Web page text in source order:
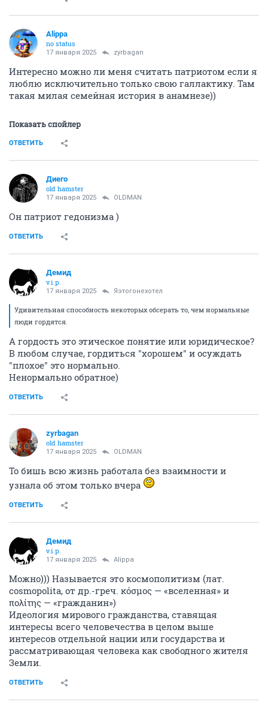
Alippa
no status
17 января 2025 zyrbagan
Интересно можно ли меня считать патриотом если я
люблю исключительно только свою галлактику. Там
такая милая семейная история в анамнезе))
Показать спойлер
ОТВЕТИТЬ
Диего
old hamster
17 января 2025 OLDMAN
Он патриот гедонизма )
ОТВЕТИТЬ
Демид
v.i.p.
17 января 2025 Яэтогонехотел
Удивительная способность некоторых обсерать то, чем нормальные
люди гордятся.
А гордость это этическое понятие или юридическое?
В любом случае, гордиться "хорошем" и осуждать
"плохое" это нормально.
Ненормально обратное)
ОТВЕТИТЬ
zyrbagan
old hamster
17 января 2025 OLDMAN
То бишь всю жизнь работала без взаимности и
узнала об этом только вчера
ОТВЕТИТЬ
Демид
v.i.p.
17 января 2025 Alippa
Можно))) Называется это космополитизм (лат.
соsmороlitа, от др.-греч. κόσμος — «вселенная» и
πολίτης — «гражданин»)
Идеология мирового гражданства, ставящая
интересы всего человечества в целом выше
интересов отдельной нации или государства и
рассматривающая человека как свободного жителя
Земли.
ОТВЕТИТЬ